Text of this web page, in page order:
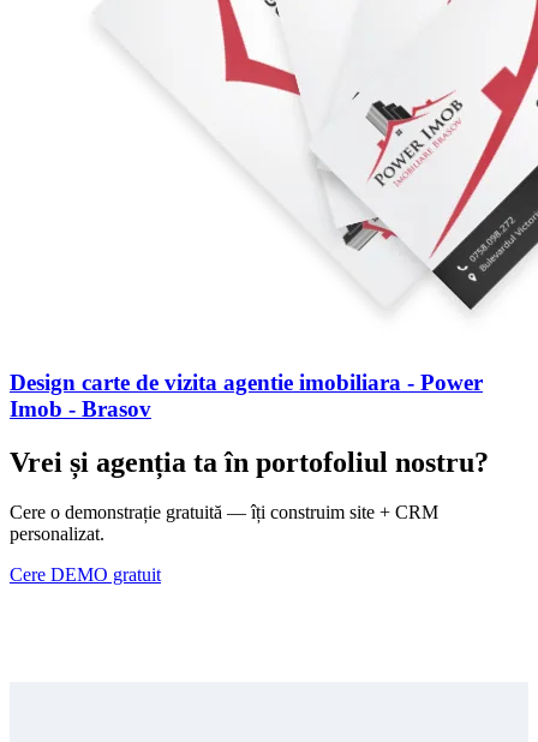
Design carte de vizita agentie imobiliara - Power
Imob - Brasov
Vrei și agenția ta în portofoliul nostru?
Cere o demonstrație gratuită — îți construim site + CRM
personalizat.
Cere DEMO gratuit